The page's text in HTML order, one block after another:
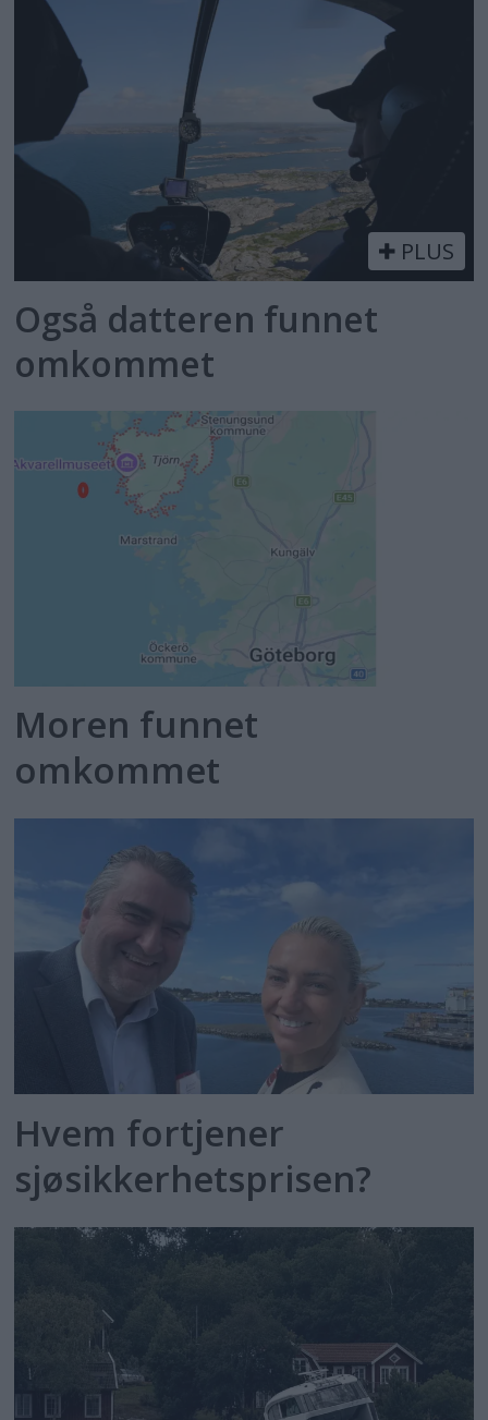
PLUS
Også datteren funnet
omkommet
Moren funnet
omkommet
Hvem fortjener
sjøsikkerhetsprisen?